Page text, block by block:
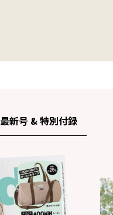
最新号 & 特別付録